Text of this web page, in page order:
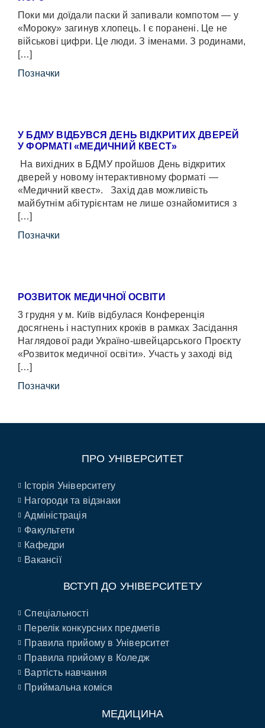
Поки ми доїдали паски й запивали компотом — у
«Мороку» загинув хлопець. І є поранені. Це не
військові цифри. Це люди. З іменами. З родинами,
[…]
Позначки
У БДМУ ВІДБУВСЯ ДЕНЬ ВІДКРИТИХ ДВЕРЕЙ
У ФОРМАТІ «МЕДИЧНИЙ КВЕСТ»
На вихідних в БДМУ пройшов День відкритих
дверей у новому інтерактивному форматі —
«Медичний квест». Захід дав можливість
майбутнім абітурієнтам не лише ознайомитися з
[…]
Позначки
РОЗВИТОК МЕДИЧНОЇ ОСВІТИ
3 грудня у м. Київ відбулася Конференція
досягнень і наступних кроків в рамках Засідання
Наглядової ради Україно-швейцарського Проєкту
«Розвиток медичної освіти». Участь у заході від
[…]
Позначки
ПРО УНІВЕРСИТЕТ
Історія Університету
Нагороди та відзнаки
Адміністрація
Факультети
Кафедри
Вакансії
ВСТУП ДО УНІВЕРСИТЕТУ
Спеціальності
Перелік конкурсних предметів
Правила прийому в Університет
Правила прийому в Коледж
Вартість навчання
Приймальна коміся
МЕДИЦИНА